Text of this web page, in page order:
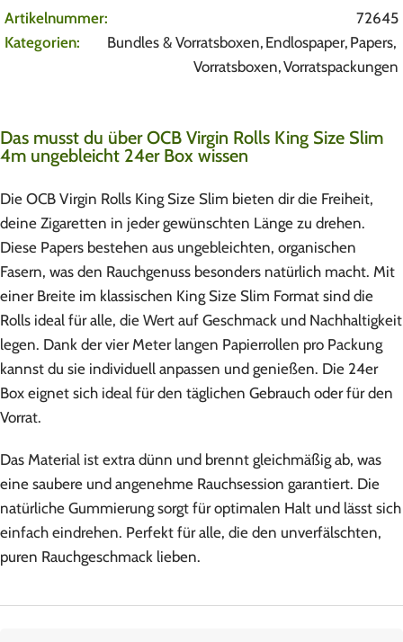
Artikelnummer:
72645
Kategorien:
Bundles & Vorratsboxen, Endlospaper, Papers,
Vorratsboxen,Vorratspackungen
Das musst du über OCB Virgin Rolls King Size Slim
4m ungebleicht 24er Box wissen
Die OCB Virgin Rolls King Size Slim bieten dir die Freiheit,
deine Zigaretten in jeder gewünschten Länge zu drehen.
Diese Papers bestehen aus ungebleichten, organischen
Fasern, was den Rauchgenuss besonders natürlich macht. Mit
einer Breite im klassischen King Size Slim Format sind die
Rolls ideal für alle, die Wert auf Geschmack und Nachhaltigkeit
legen. Dank der vier Meter langen Papierrollen pro Packung
kannst du sie individuell anpassen und genießen. Die 24er
Box eignet sich ideal für den täglichen Gebrauch oder für den
Vorrat.
Das Material ist extra dünn und brennt gleichmäßig ab, was
eine saubere und angenehme Rauchsession garantiert. Die
natürliche Gummierung sorgt für optimalen Halt und lässt sich
einfach eindrehen. Perfekt für alle, die den unverfälschten,
puren Rauchgeschmack lieben.